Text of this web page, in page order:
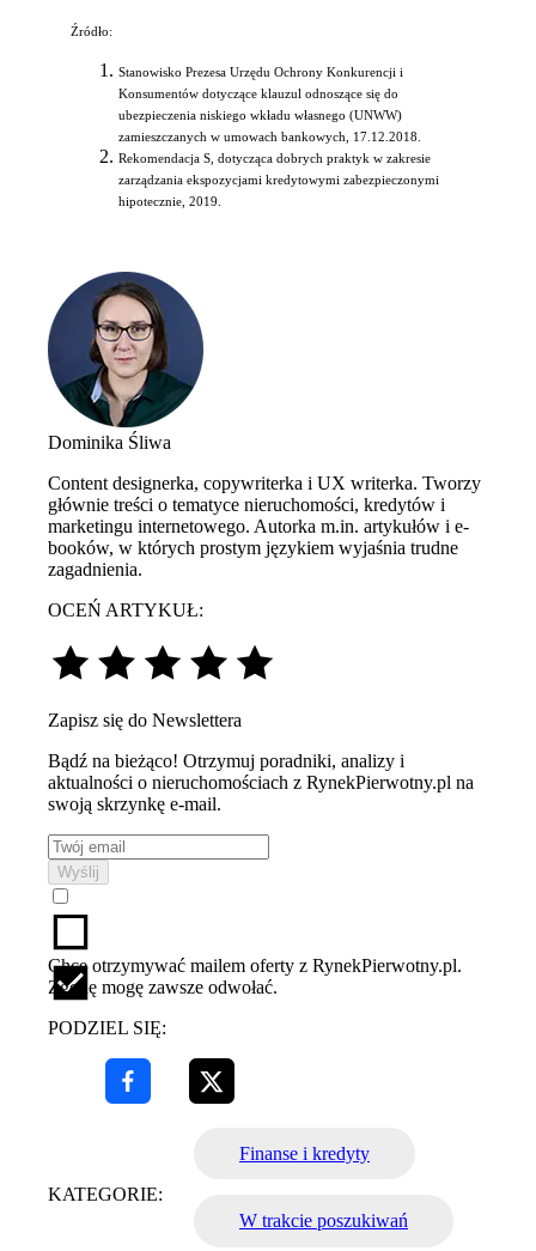
Źródło:
Stanowisko Prezesa Urzędu Ochrony Konkurencji i
Konsumentów dotyczące klauzul odnoszące się do
ubezpieczenia niskiego wkładu własnego (UNWW)
zamieszczanych w umowach bankowych, 17.12.2018.
Rekomendacja S, dotycząca dobrych praktyk w zakresie
zarządzania ekspozycjami kredytowymi zabezpieczonymi
hipotecznie, 2019.
Dominika Śliwa
Content designerka, copywriterka i UX writerka. Tworzy
głównie treści o tematyce nieruchomości, kredytów i
marketingu internetowego. Autorka m.in. artykułów i e-
booków, w których prostym językiem wyjaśnia trudne
zagadnienia.
OCEŃ ARTYKUŁ:
Zapisz się do Newslettera
Bądź na bieżąco! Otrzymuj poradniki, analizy i
aktualności o nieruchomościach z RynekPierwotny.pl na
swoją skrzynkę e-mail.
Wyślij
Chcę otrzymywać mailem oferty z RynekPierwotny.pl.
Zgodę mogę zawsze odwołać.
PODZIEL SIĘ:
KATEGORIE:
Finanse i kredyty
W trakcie poszukiwań